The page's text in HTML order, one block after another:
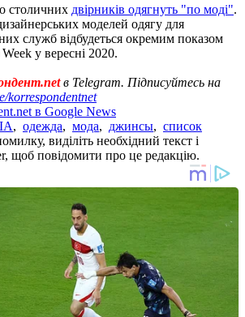
столичних двірників одягнуть "по моді".
моделей одягу для
служб відбудеться окремим показом
у вересні 2020.
в Telegram. Підписуйтесь на
korrespondentnet
в Google News
, одежда, мода, джинсы, список
виділіть необхідний текст і
щоб повідомити про це редакцію.